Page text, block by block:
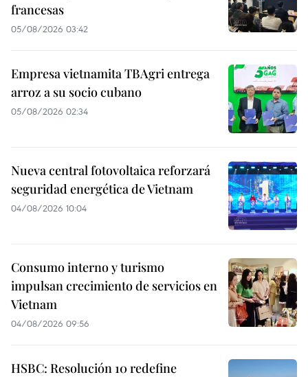
francesas
05/08/2026 03:42
Empresa vietnamita TBAgri entrega
arroz a su socio cubano
05/08/2026 02:34
Nueva central fotovoltaica reforzará
seguridad energética de Vietnam
04/08/2026 10:04
Consumo interno y turismo
impulsan crecimiento de servicios en
Vietnam
04/08/2026 09:56
HSBC: Resolución 10 redefine